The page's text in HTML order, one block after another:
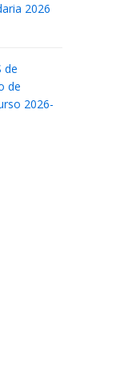
2026
de
de
2026-